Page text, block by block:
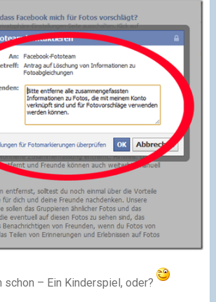
schon – Ein Kinderspiel, oder?